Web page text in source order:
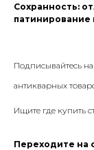
Сохранность:
патинирование
Подписывайтесь на
антикварных
Ищите где купить
Переходите на